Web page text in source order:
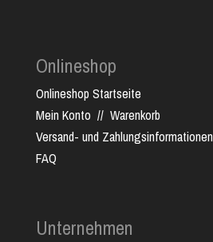
Onlineshop
Onlineshop Startseite
Mein Konto // Warenkorb
Versand- und Zahlungsinformationen
FAQ
Unternehmen